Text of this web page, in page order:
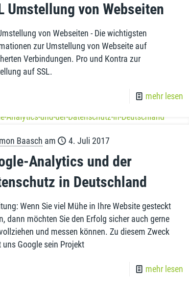
Umstellung von Webseiten
von Webseiten - Die wichtigsten
zur Umstellung von Webseite auf
Verbindungen. Pro und Kontra zur
auf SSL.
mehr lesen
Baasch am 4. Juli 2017
Analytics und der
in Deutschland
Wenn Sie viel Mühe in Ihre Website gesteckt
dann möchten Sie den Erfolg sicher auch gerne
und messen können. Zu diesem Zweck
uns Google sein Projekt
mehr lesen
Nehmen Sie Kontakt auf